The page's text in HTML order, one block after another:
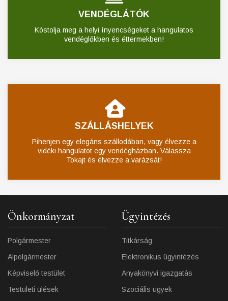
VENDÉGLÁTÓK
Kóstolja meg a helyi ínyencségeket a hangulatos
vendéglőkben és éttermekben!
SZÁLLÁSHELYEK
Pihenjen egy elegáns szállodában, vagy élvezze a
vidéki hangulatot egy vendégházban. Válassza
Tokajt és élvezze a varázsát!
Önkormányzat
Polgármester
Alpolgármester
Képviselő testület
Testületi ülések
Ügyintézés
Titkárság
Elektronikus ügyintézés
Anyakönyvi igazgatás
Szociális ügyek